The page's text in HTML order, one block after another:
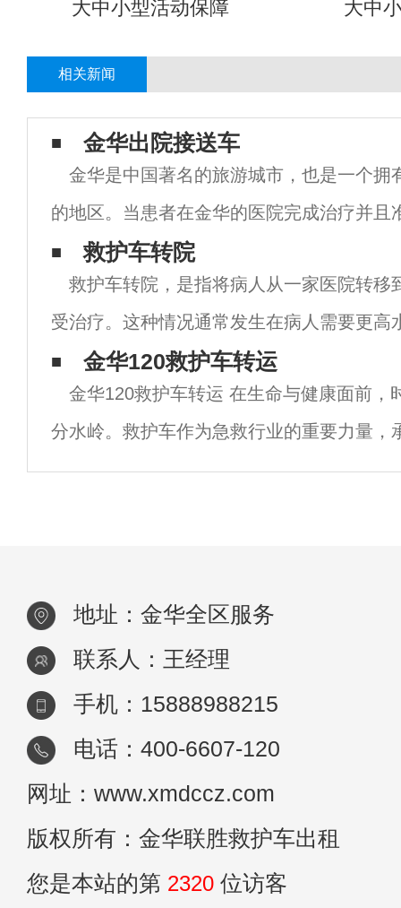
大中小型活动保障 大中
相关新闻
金华出院接送车
金华是中国著名的旅游城市，也是一个拥
的地区。当患者在金华的医院完成治疗并且
院接送车成为了一个非常重要的问题。 金
务以其高质量和便捷性而闻名。这些服务由
救护车转院
救护车转院，是指将病人从一家医院转移
受治疗。这种情况通常发生在病人需要更高
或更专业的治疗时。以下是一些与救护车转
息。转院的原因 救护车转院的原因可能有
金华120救护车转运
金华120救护车转运 在生命与健康面前，
分水岭。救护车作为急救行业的重要力量，
的重任。金华120救护车作为金华市急救中
地址：金华全区服务
联系人：王经理
手机：15888988215
电话：400-6607-120
网址：www.xmdccz.com
版权所有：金华联胜救护车出租
您是本站的第 2320 位访客